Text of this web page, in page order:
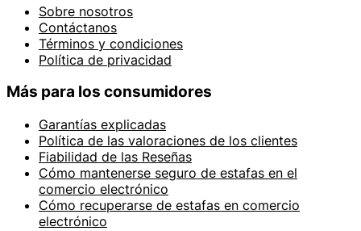
Sobre nosotros
Contáctanos
Términos y condiciones
Política de privacidad
Más para los consumidores
Garantías explicadas
Política de las valoraciones de los clientes
Fiabilidad de las Reseñas
Cómo mantenerse seguro de estafas en el
comercio electrónico
Cómo recuperarse de estafas en comercio
electrónico